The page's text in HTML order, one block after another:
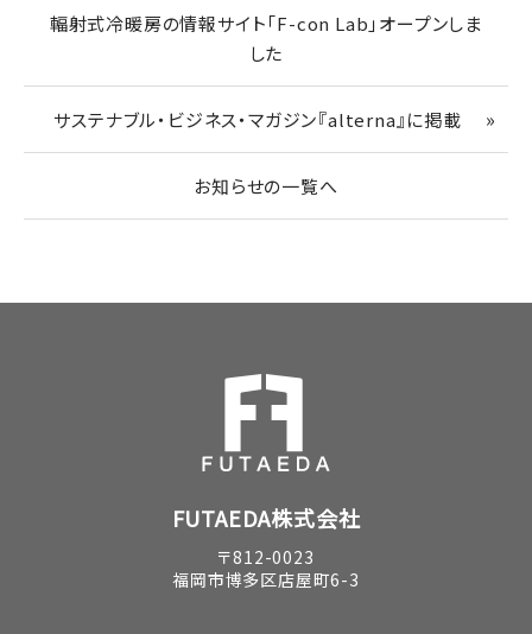
輻射式冷暖房の情報サイト「F-con Lab」オープンしま
した
お知らせの一覧へ
サステナブル・ビジネス・マガジン『alterna』に掲載 »
FUTAEDA株式会社
〒812-0023
福岡市博多区店屋町6-3